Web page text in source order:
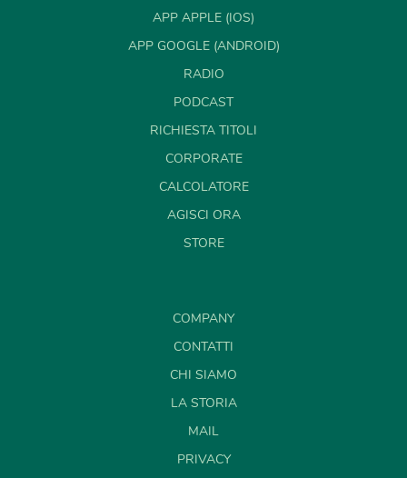
APP APPLE (IOS)
APP GOOGLE (ANDROID)
RADIO
PODCAST
RICHIESTA TITOLI
CORPORATE
CALCOLATORE
AGISCI ORA
STORE
COMPANY
CONTATTI
CHI SIAMO
LA STORIA
MAIL
PRIVACY